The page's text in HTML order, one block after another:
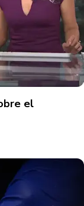
el